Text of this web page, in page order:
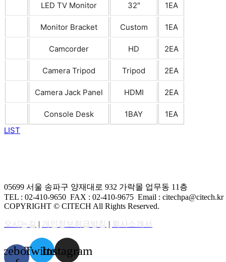
LED TV Monitor 32″ 1EA
Monitor Bracket Custom 1EA
Camcorder HD 2EA
Camera Tripod Tripod 2EA
Camera Jack Panel HDMI 2EA
Console Desk 1BAY
1EA
LIST
05699 서울 송파구 양재대로 932 가락몰 업무동 11층
TEL : 02-410-9650 FAX : 02-410-9675 Email : citechpa@citech.kr
COPYRIGHT © CITECH All Rights Reserved.
오시는길 | 개인정보취급방침 | 회사소개서
TwitterInstagram